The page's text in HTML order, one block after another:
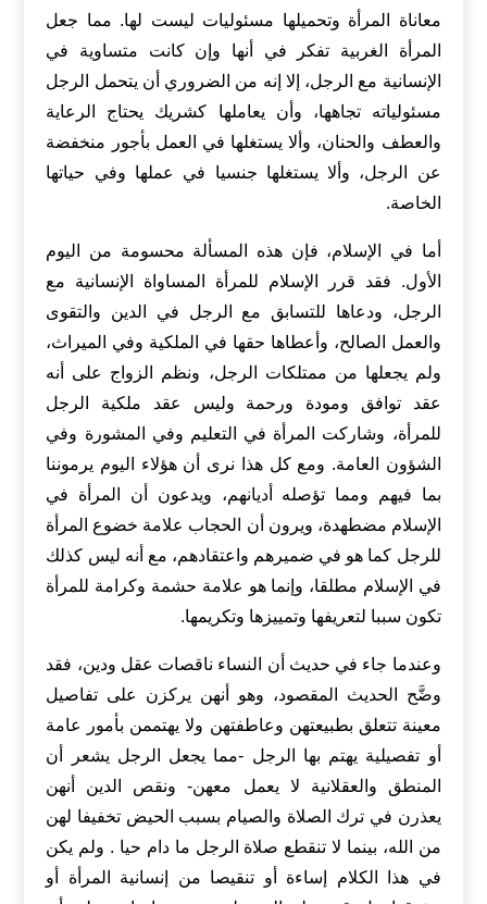
معاناة المرأة وتحميلها مسئوليات ليست لها. مما جعل
المرأة الغربية تفكر في أنها وإن كانت متساوية في
الإنسانية مع الرجل، إلا إنه من الضروري أن يتحمل الرجل
مسئولياته تجاهها، وأن يعاملها كشريك يحتاج الرعاية
والعطف والحنان، وألا يستغلها في العمل بأجور منخفضة
عن الرجل، وألا يستغلها جنسيا في عملها وفي حياتها
الخاصة.
أما في الإسلام، فإن هذه المسألة محسومة من اليوم
الأول. فقد قرر الإسلام للمرأة المساواة الإنسانية مع
الرجل، ودعاها للتسابق مع الرجل في الدين والتقوى
والعمل الصالح، وأعطاها حقها في الملكية وفي الميراث،
ولم يجعلها من ممتلكات الرجل، ونظم الزواج على أنه
عقد توافق ومودة ورحمة وليس عقد ملكية الرجل
للمرأة، وشاركت المرأة في التعليم وفي المشورة وفي
الشؤون العامة. ومع كل هذا نرى أن هؤلاء اليوم يرموننا
بما فيهم ومما تؤصله أديانهم، ويدعون أن المرأة في
الإسلام مضطهدة، ويرون أن الحجاب علامة خضوع المرأة
للرجل كما هو في ضميرهم واعتقادهم، مع أنه ليس كذلك
في الإسلام مطلقا، وإنما هو علامة حشمة وكرامة للمرأة
تكون سببا لتعريفها وتمييزها وتكريمها.
وعندما جاء في حديث أن النساء ناقصات عقل ودين، فقد
وضَّح الحديث المقصود، وهو أنهن يركزن على تفاصيل
معينة تتعلق بطبيعتهن وعاطفتهن ولا يهتممن بأمور عامة
أو تفصيلية يهتم بها الرجل -مما يجعل الرجل يشعر أن
المنطق والعقلانية لا يعمل معهن- ونقص الدين أنهن
يعذرن في ترك الصلاة والصيام بسبب الحيض تخفيفا لهن
من الله، بينما لا تنقطع صلاة الرجل ما دام حيا . ولم يكن
في هذا الكلام إساءة أو تنقيصا من إنسانية المرأة أو